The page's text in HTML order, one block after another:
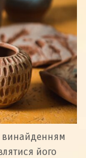
винайденням
його